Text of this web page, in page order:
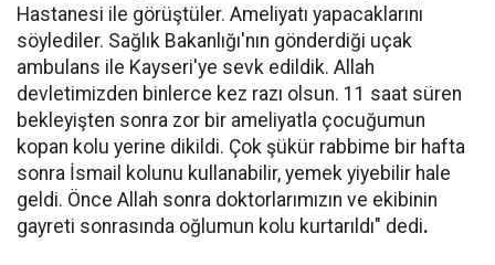
Hastanesi ile görüştüler. Ameliyatı yapacaklarını
söylediler. Sağlık Bakanlığı'nın gönderdiği uçak
ambulans ile Kayseri'ye sevk edildik. Allah
devletimizden binlerce kez razı olsun. 11 saat süren
bekleyişten sonra zor bir ameliyatla çocuğumun
kopan kolu yerine dikildi. Çok şükür rabbime bir hafta
sonra İsmail kolunu kullanabilir, yemek yiyebilir hale
geldi. Önce Allah sonra doktorlarımızın ve ekibinin
gayreti sonrasında oğlumun kolu kurtarıldı" dedi.